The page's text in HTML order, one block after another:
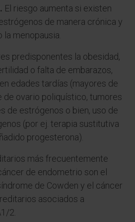
El riesgo aumenta si existen
de manera crónica y
la menopausia.
predisponentes la obesidad,
o falta de embarazos,
edades tardías (mayores de
de ovario poliquístico, tumores
de estrógenos o bien, uso de
(por ej. terapia sustitutiva
progesterona).
más frecuentemente
de endometrio son el
de Cowden y el cáncer
asociados a
2.